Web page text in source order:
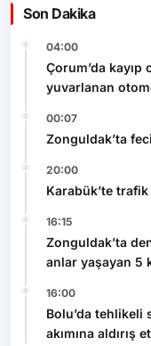
Son Dakika
04:00
Çorum’da
yuvarlanan
00:07
Zonguldak’ta
20:00
Karabük’te trafik
16:15
Zonguldak’ta
anlar yaşayan 5
16:00
Bolu’da tehlikeli
akımına